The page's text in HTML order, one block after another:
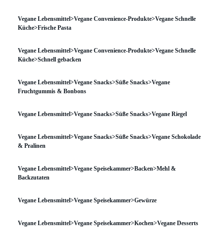
Vegane Lebensmittel>Vegane Convenience-Produkte>Vegane Schnelle
Küche>Frische Pasta
Vegane Lebensmittel>Vegane Convenience-Produkte>Vegane Schnelle
Küche>Schnell gebacken
Vegane Lebensmittel>Vegane Snacks>Süße Snacks>Vegane
Fruchtgummis & Bonbons
Vegane Lebensmittel>Vegane Snacks>Süße Snacks>Vegane Riegel
Vegane Lebensmittel>Vegane Snacks>Süße Snacks>Vegane Schokolade
& Pralinen
Vegane Lebensmittel>Vegane Speisekammer>Backen>Mehl &
Backzutaten
Vegane Lebensmittel>Vegane Speisekammer>Gewürze
Vegane Lebensmittel>Vegane Speisekammer>Kochen>Vegane Desserts